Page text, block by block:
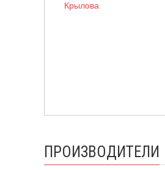
Крылова
ПРОИЗВОДИТЕЛИ